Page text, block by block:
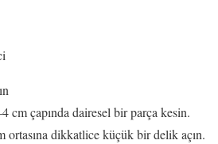
cm çapında dairesel bir parça kesin.
ortasına dikkatlice küçük bir delik açın.